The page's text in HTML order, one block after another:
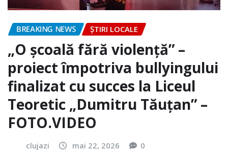
BREAKING NEWS ȘTIRI LOCALE
„O școală fără violență” –
proiect împotriva bullyingului
finalizat cu succes la Liceul
Teoretic „Dumitru Tăuțan” –
FOTO.VIDEO
clujazi mai 22, 2026 0